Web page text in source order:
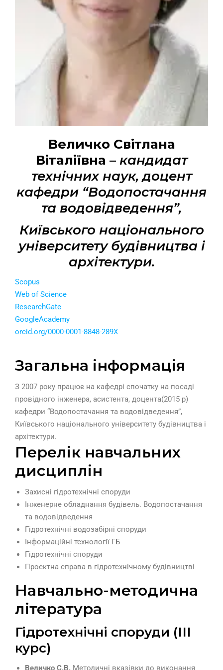
Величко Світлана
Віталіївна – кандидат
технічних наук, доцент
кафедри “Водопостачання
та водовідведення”,
Київського національного
університету будівництва і
архітектури.
Scopus
Web of Science
ResearchGate
GoogleAcademy
orcid.org/0000-0001-8848-289X
Загальна інформація
З 2007 року працює на кафедрі спочатку на посаді
провідного інженера, асистента, доцента(2015 р)
кафедри “Водопостачання та водовідведення”,
Київського національного університету будівництва і
архітектури.
Перелік навчальних
дисциплін
Захисні гідротехнічні споруди
Інженерне обладнання будівель. Водопостачання
та водовідведення
Гідротехнічні водозабірні споруди
Інформаційні технології ГБ
Гідротехнічні споруди
Проектна справа в гідротехнічному будівництві
Навчально-методична
література
Гідротехнічні споруди (ІІІ
курс)
Величко С.В. Методичні вказівки до виконання